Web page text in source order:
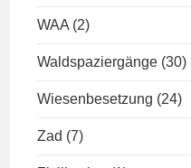
WAA (2)
Waldspaziergänge (30)
Wiesenbesetzung (24)
Zad (7)